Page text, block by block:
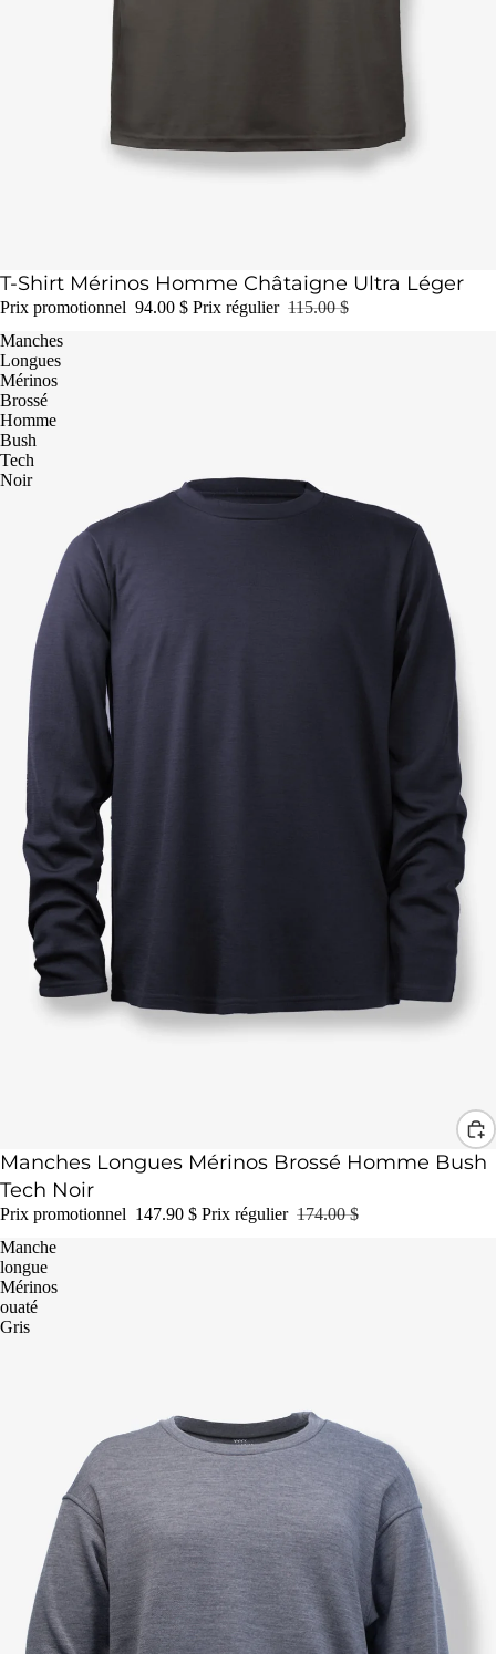
Épuisé
T-Shirt Mérinos Homme Châtaigne Ultra Léger
Prix promotionnel 94.00 $ Prix régulier 115.00 $
Manches
Longues
Mérinos
Brossé
Homme
Bush
Tech
Noir
Promotion
Manches Longues Mérinos Brossé Homme Bush
Tech Noir
Prix promotionnel 147.90 $ Prix régulier 174.00 $
Manche
longue
Mérinos
ouaté
Gris